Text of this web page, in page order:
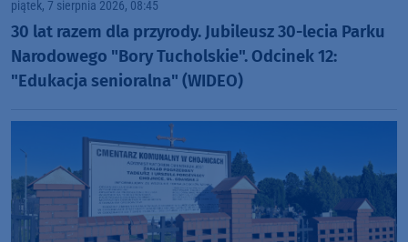
piątek, 7 sierpnia 2026, 08:45
30 lat razem dla przyrody. Jubileusz 30-lecia Parku
Narodowego "Bory Tucholskie". Odcinek 12:
"Edukacja senioralna" (WIDEO)